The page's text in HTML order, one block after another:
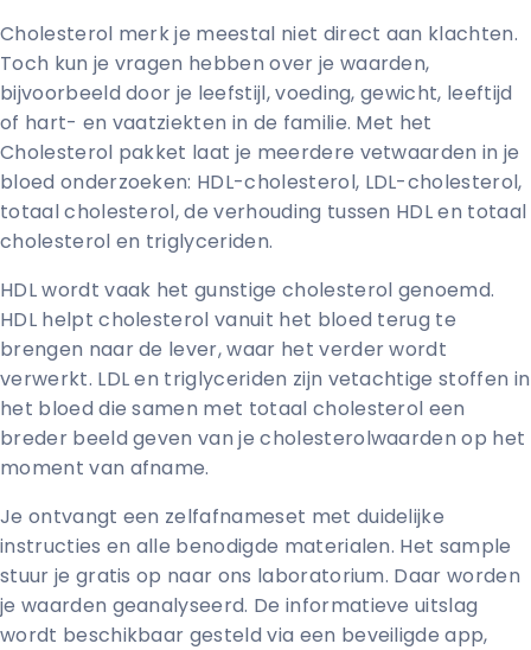
Cholesterol merk je meestal niet direct aan klachten.
Toch kun je vragen hebben over je waarden,
bijvoorbeeld door je leefstijl, voeding, gewicht, leeftijd
of hart- en vaatziekten in de familie. Met het
Cholesterol pakket laat je meerdere vetwaarden in je
bloed onderzoeken: HDL-cholesterol, LDL-cholesterol,
totaal cholesterol, de verhouding tussen HDL en totaal
cholesterol en triglyceriden.
HDL wordt vaak het gunstige cholesterol genoemd.
HDL helpt cholesterol vanuit het bloed terug te
brengen naar de lever, waar het verder wordt
verwerkt. LDL en triglyceriden zijn vetachtige stoffen in
het bloed die samen met totaal cholesterol een
breder beeld geven van je cholesterolwaarden op het
moment van afname.
Je ontvangt een zelfafnameset met duidelijke
instructies en alle benodigde materialen. Het sample
stuur je gratis op naar ons laboratorium. Daar worden
je waarden geanalyseerd. De informatieve uitslag
wordt beschikbaar gesteld via een beveiligde app,